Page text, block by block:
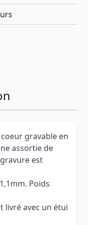
gravable en
assortie de
est
Poids
livré avec un étui